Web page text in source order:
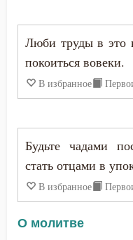
Прошение
Прощение
Псалтирь
Работа
Радость
Люби труды в это
покоиться вовеки.
В избранное
Будьте чадами
стать отцами в
В избранное
О молитве